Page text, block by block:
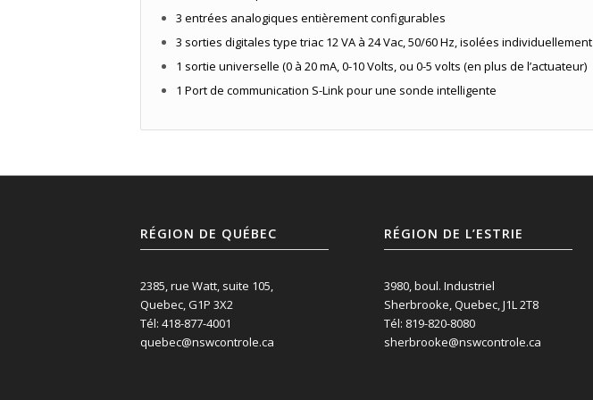
3 entrées analogiques entièrement configurables
3 sorties digitales type triac 12 VA à 24 Vac, 50/60 Hz, isolées individuellement
1 sortie universelle (0 à 20 mA, 0-10 Volts, ou 0-5 volts (en plus de l’actuateur)
1 Port de communication S-Link pour une sonde intelligente
RÉGION DE QUÉBEC
2385, rue Watt, suite 105,
Quebec, G1P 3X2
Tél: 418-877-4001
quebec@nswcontrole.ca
RÉGION DE L’ESTRIE
3980, boul. Industriel
Sherbrooke, Quebec, J1L 2T8
Tél: 819-820-8080
sherbrooke@nswcontrole.ca